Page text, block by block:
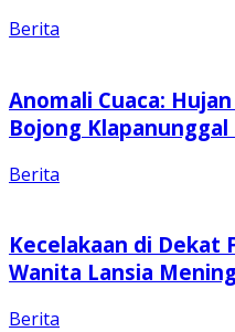
Berita
Anomali Cuaca:
Bojong
Berita
Kecelakaan di Dekat
Wanita Lansia
Berita